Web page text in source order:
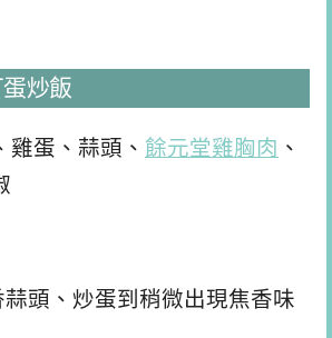
炒飯
雞蛋、蒜頭、 餘元堂雞胸肉 、
頭、炒蛋到稍微出現焦香味